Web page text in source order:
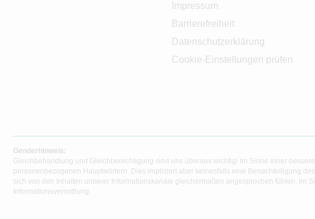
Impressum
Barrierefreiheit
Datenschutzerklärung
Cookie-Einstellungen prüfen
Genderhinweis:
Gleichbehandlung und Gleichberechtigung sind uns überaus wichtig! Im Sinne einer
personenbezogenen Hauptwörtern. Dies impliziert aber keinesfalls eine Benachteiligung
sich von den Inhalten unserer Informationskanäle gleichermaßen angesprochen fühlen.
Informationsvermittlung.